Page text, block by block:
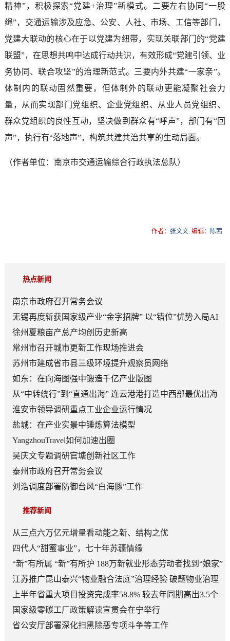
精神”，积极探索“党建+治理”新模式。二要左右协同“一股
绳”，交通运输涉及应急、公安、人社、市场、工信等部门，
党建大联动的核心在于以党建为纽带，实现关联部门的“党建
联盟”，在思想共鸣中达成行动共识，有效形成“党建引领、业
务协同、联合攻坚”的治理新范式。三要内外共建“一家亲”。
体制内的联动固然重要，但体制外的联动更能凝聚社会力
量，从而实现部门党组织、企业党组织、从业人员党组织、
群众党组织的良性互动，坚决做到群众有“呼声”，部门有“回
声”，执行有“落地声”，构筑共建共治共享的生动局面。
（作者单位：南京市交通运输综合行政执法总队）
作者： 张文文编辑： 陈茜
热点新闻
南京市政府召开常务会议
无锡再度斩获国家级产业“金字招牌” 以“错位”优势入局AI
顶层赛道
徐州夏粮亩产总产均创历史新高
常州市召开城市更新工作现场推进会
苏州市建成省市县三级环境提升观察员网络
如东：在向海图强中锻造千亿产业版图
从“中转绕行”到“直通出海” 连云港港打造中西部最优出海
口
淮安市领导调研重点工业企业运行情况
盐城：在产业实景中锤炼算法模型
YangzhouTravel如何加速出圈
吴庆文专题调研官塘创新社区工作
泰州市政府召开常务会议
刘浩调度部署防御台风“白海豚”工作
推荐新闻
从三点六万亿元增量看动能之新、结构之优
四代人“甜蜜事业”，七十年苏疆情缘
“新”有所属 “新”有所护 188万新就业形态劳动者找到“娘家”
江苏推广昆山泰兴“物业融合法庭”治理经验 破题物业治理
“老大难”
上半年省重大项目投资完成率58.8% 较去年同期高出3.5个
百分点
国家级零碳工厂政策解读宣贯会在宁举行
省公安厅部署深化扫黑除恶专项斗争等工作